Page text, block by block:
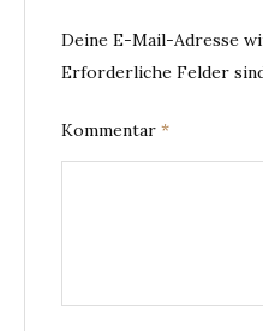
Deine E-Mail-Adresse
Erforderliche Felder
Kommentar *